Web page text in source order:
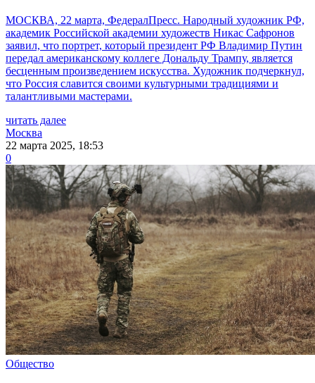
МОСКВА, 22 марта, ФедералПресс. Народный художник РФ,
академик Российской академии художеств Никас Сафронов
заявил, что портрет, который президент РФ Владимир Путин
передал американскому коллеге Дональду Трампу, является
бесценным произведением искусства. Художник подчеркнул,
что Россия славится своими культурными традициями и
талантливыми мастерами.
читать далее
Москва
22 марта 2025, 18:53
0
Общество